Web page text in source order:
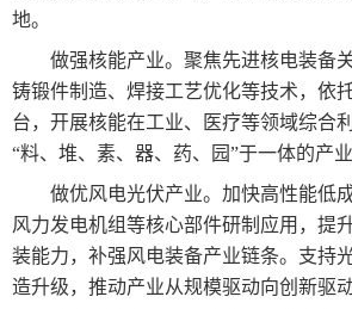
地。
做强核能产业。聚焦先进核电装备
铸锻件制造、焊接工艺优化等技术，依
台，开展核能在工业、医疗等领域综合
“料、堆、素、器、药、园”于一体的产业
做优风电光伏产业。加快高性能低
风力发电机组等核心部件研制应用，提
装能力，补强风电装备产业链条。支持
造升级，推动产业从规模驱动向创新驱动